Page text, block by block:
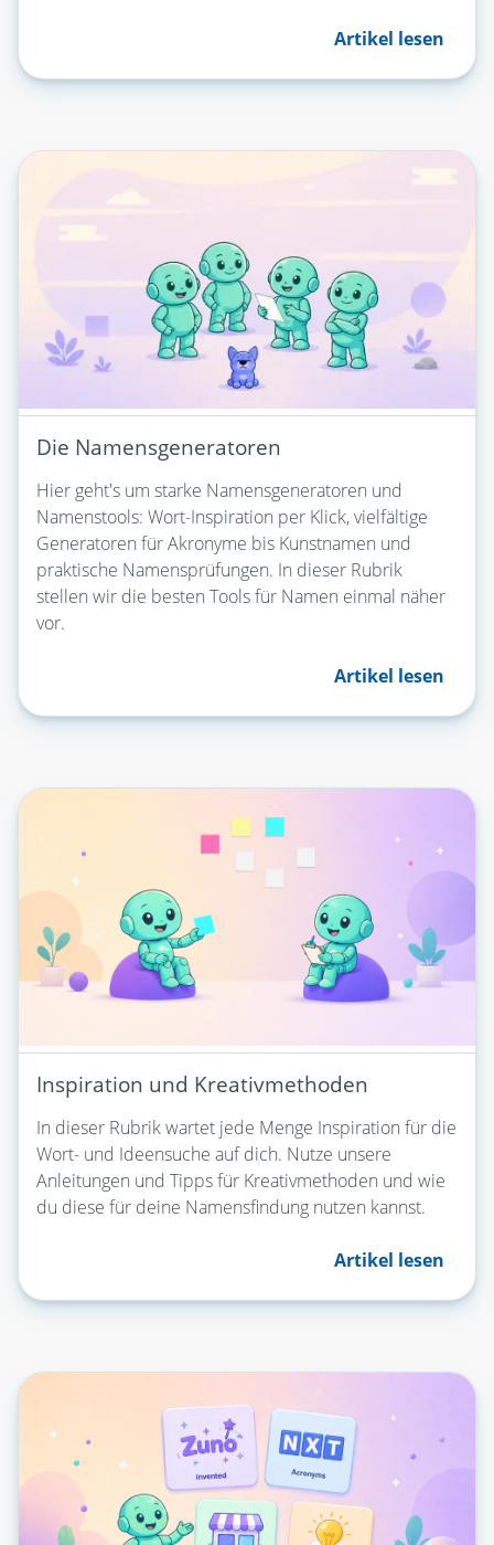
Artikel lesen
Die Namensgeneratoren
Hier geht's um starke Namensgeneratoren und
Namenstools: Wort-Inspiration per Klick, vielfältige
Generatoren für Akronyme bis Kunstnamen und
praktische Namensprüfungen. In dieser Rubrik
stellen wir die besten Tools für Namen einmal näher
vor.
Artikel lesen
Inspiration und Kreativmethoden
In dieser Rubrik wartet jede Menge Inspiration für die
Wort- und Ideensuche auf dich. Nutze unsere
Anleitungen und Tipps für Kreativmethoden und wie
du diese für deine Namensfindung nutzen kannst.
Artikel lesen